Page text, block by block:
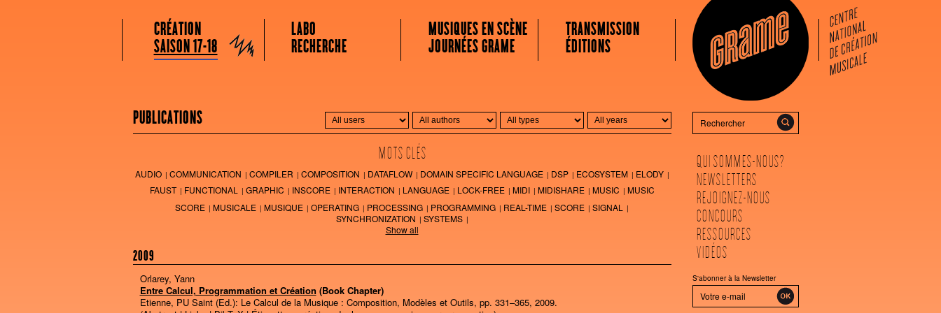
Grame
Menu principal
Aller au contenu principal
Aller au contenu secondaire
CRÉATION
SAISON 17-18
LABO
RECHERCHE
MUSIQUES EN SCÈNE
JOURNÉES GRAME
TRANSMISSION
ÉDITIONS
PUBLICATIONS
MOTS CLÉS
AUDIO COMMUNICATION COMPILER COMPOSITION DATAFLOW DOMAIN SPECIFIC LANGUAGE DSP ECOSYSTEM
ELODY
FAUST
FUNCTIONAL GRAPHIC INSCORE INTERACTION LANGUAGE LOCK-FREE MIDI MIDISHARE MUSIC
MUSIC
SCORE
MUSICALE MUSIQUE OPERATING PROCESSING PROGRAMMING REAL-TIME SCORE
SIGNAL
SYNCHRONIZATION
SYSTEMS
Show all
2009
Orlarey, Yann
Entre Calcul, Programmation et Création (Book Chapter)
Etienne, PU Saint (Ed.): Le Calcul de la Musique : Composition, Modèles et Outils, pp. 331–365, 2009.
QUI SOMMES-NOUS?
NEWSLETTERS
REJOIGNEZ-NOUS
CONCOURS
RESSOURCES
VIDÉOS
S'abonner à la Newsletter